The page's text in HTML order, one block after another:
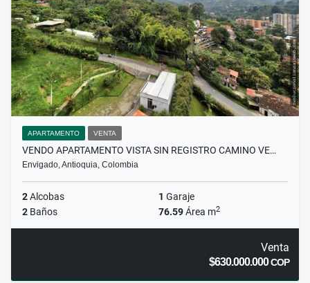
APARTAMENTO VENTA
VENDO APARTAMENTO VISTA SIN REGISTRO CAMINO VE…
Envigado, Antioquia, Colombia
2Alcobas 1 Garaje
2 Baños 76.59Área m2
Venta
$630.000.000COP